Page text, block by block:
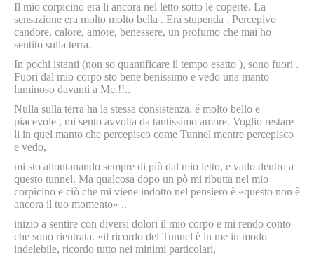
Il mio corpicino era li ancora nel letto sotto le coperte. La
sensazione era molto molto bella . Era stupenda . Percepivo
candore, calore, amore, benessere, un profumo che mai ho
sentito sulla terra.
In pochi istanti (non so quantificare il tempo esatto ), sono fuori .
Fuori dal mio corpo sto bene benissimo e vedo una manto
luminoso davanti a Me.!!..
Nulla sulla terra ha la stessa consistenza. é molto bello e
piacevole , mi sento avvolta da tantissimo amore. Voglio restare
li in quel manto che percepisco come Tunnel mentre percepisco
e vedo,
mi sto allontanando sempre di più dal mio letto, e vado dentro a
questo tunnel. Ma qualcosa dopo un pò mi ributta nel mio
corpicino e ciò che mi viene indotto nel pensiero è «questo non è
ancora il tuo momento» ..
inizio a sentire con diversi dolori il mio corpo e mi rendo conto
che sono rientrata. «il ricordo del Tunnel è in me in modo
indelebile, ricordo tutto nei minimi particolari,